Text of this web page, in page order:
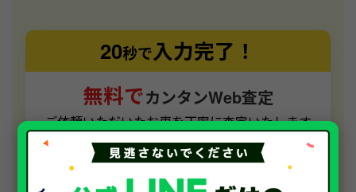
20秒で入力完了！
無料でカンタンWeb査定
ご依頼いただいたお車を丁寧に査定いたします
メーカー メーカーを選択 ＋